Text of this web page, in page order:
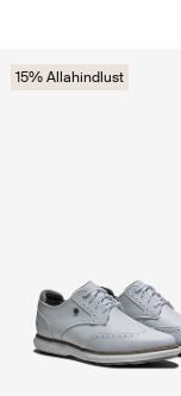
15% Allahindlust